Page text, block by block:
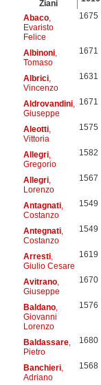
Ziani
Abaco,
Evaristo
Felice
1675
Albinoni,
Tomaso
1671
Albrici,
Vincenzo
1631
Aldrovandini,
Giuseppe
1671
Aleotti,
Vittoria
1575
Allegri,
Gregorio
1582
Allegri,
Lorenzo
1567
Antagnati,
Costanzo
1549
Antegnati,
Costanzo
1549
Arresti,
Giulio Cesare
1619
Avitrano,
Giuseppe
1670
Baldano,
Giovanni
Lorenzo
1576
Baldassare,
Pietro
1680
Banchieri,
Adriano
1568